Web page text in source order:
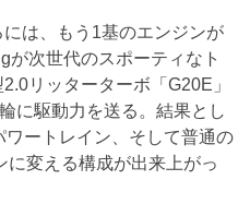
は、もう1基のエンジンが
が次世代のスポーティなト
リッターターボ「G20E」
に駆動力を送る。結果とし
ートレイン、そして普通の
に変える構成が出来上がっ